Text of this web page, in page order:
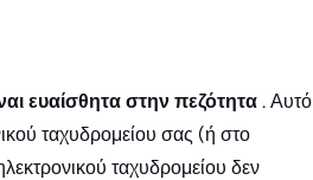
ευαίσθητα στην πεζότητα . Αυτό
ταχυδρομείου σας (ή στο
ταχυδρομείου δεν